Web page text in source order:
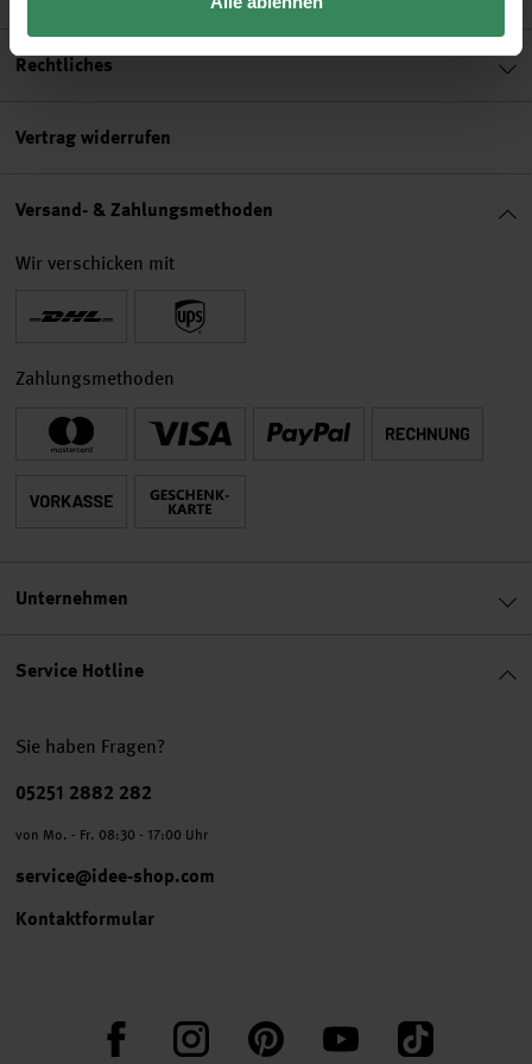
Service Hotline
Sie haben Fragen?
Telefonnummer
05251 2882 282
von Mo. - Fr. 08:30 - 17:00 Uhr
service@idee-shop.com
Kontaktformular
FacebookInstagram PinterestYouTube TikTok
Rechtliches
Vertrag widerrufen
Versand- & Zahlungsmethoden
Wir verschicken mit
Zahlungsmethoden
Unternehmen